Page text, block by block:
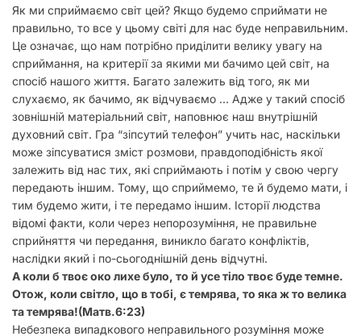
Як ми сприймаємо світ цей? Якщо будемо сприймати не
правильно, то все у цьому світі для нас буде неправильним.
Це означає, що нам потрібно приділити велику увагу на
сприймання, на критерії за якими ми бачимо цей світ, на
спосіб нашого життя. Багато залежить від того, як ми
слухаємо, як бачимо, як відчуваємо … Адже у такий спосіб
зовнішній матеріальний світ, наповнює наш внутрішній
духовний світ. Гра “зіпсутий телефон” учить нас, наскільки
може зіпсуватися зміст розмови, правдоподібність якої
залежить від нас тих, які сприймають і потім у свою чергу
передають іншим. Тому, що сприймемо, те й будемо мати, і
тим будемо жити, і те передамо іншим. Історії людства
відомі факти, коли через непорозуміння, не правильне
сприйняття чи передання, виникло багато конфліктів,
наслідки який і по-сьогоднішній день відчутні.
А коли б твоє око лихе було, то й усе тіло твоє буде темне.
Отож, коли світло, що в тобі, є темрява, то яка ж то велика
та темрява!(Матв.6:23)
Небезпека випадкового неправильного розуміння може